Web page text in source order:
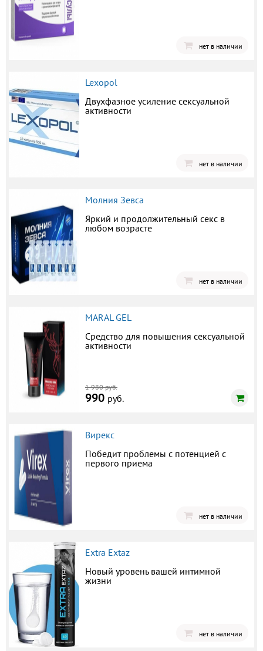
нет в наличии
Lexopol
Двухфазное усиление сексуальной
активности
нет в наличии
Молния Зевса
Яркий и продолжительный секс в
любом возрасте
нет в наличии
MARAL GEL
Средство для повышения сексуальной
активности
1 980 руб.
990 руб.
Вирекс
Победит проблемы с потенцией с
первого приема
нет в наличии
Extra Extaz
Новый уровень вашей интимной
жизни
нет в наличии